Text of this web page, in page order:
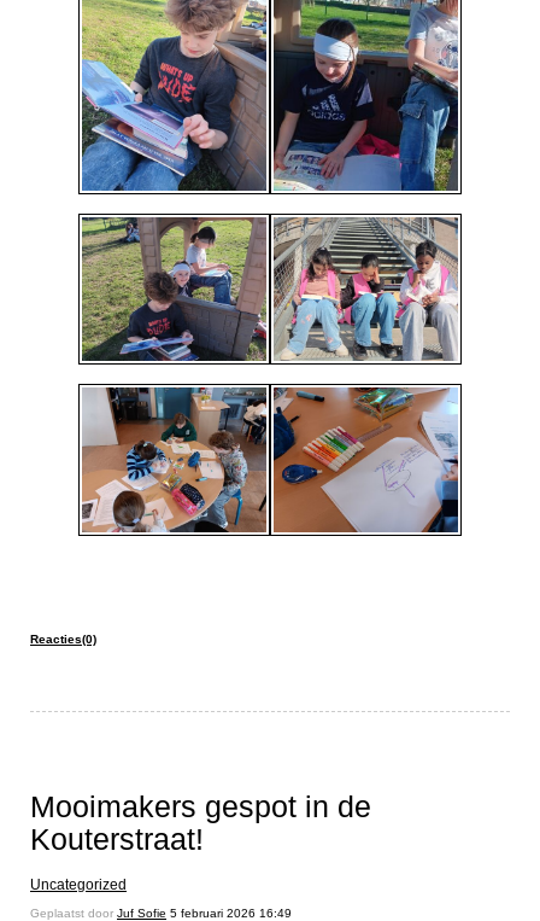
Reacties(0)
Mooimakers gespot in de
Kouterstraat!
Uncategorized
Geplaatst door Juf Sofie 5 februari 2026 16:49